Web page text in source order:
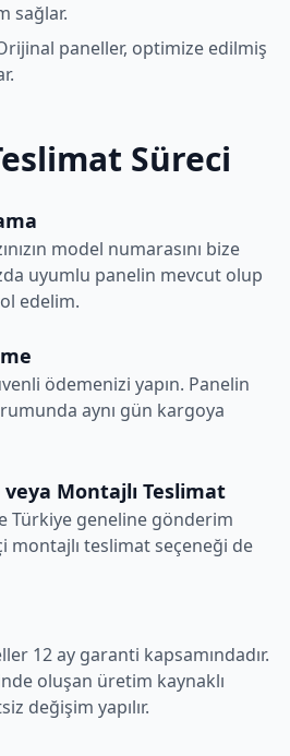
sağlar.
paneller, optimize edilmiş
Süreci
model numarasını bize
uyumlu panelin mevcut olup
edelim.
ödemenizi yapın. Panelin
aynı gün kargoya
Montajlı Teslimat
Türkiye geneline gönderim
montajlı teslimat seçeneği de
12 ay garanti kapsamındadır.
oluşan üretim kaynaklı
değişim yapılır.